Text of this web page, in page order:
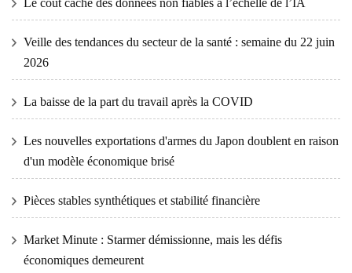
Veille des tendances du secteur de la santé : semaine du 22 juin
2026
La baisse de la part du travail après la COVID
Les nouvelles exportations d'armes du Japon doublent en raison
d'un modèle économique brisé
Pièces stables synthétiques et stabilité financière
Market Minute : Starmer démissionne, mais les défis
économiques demeurent